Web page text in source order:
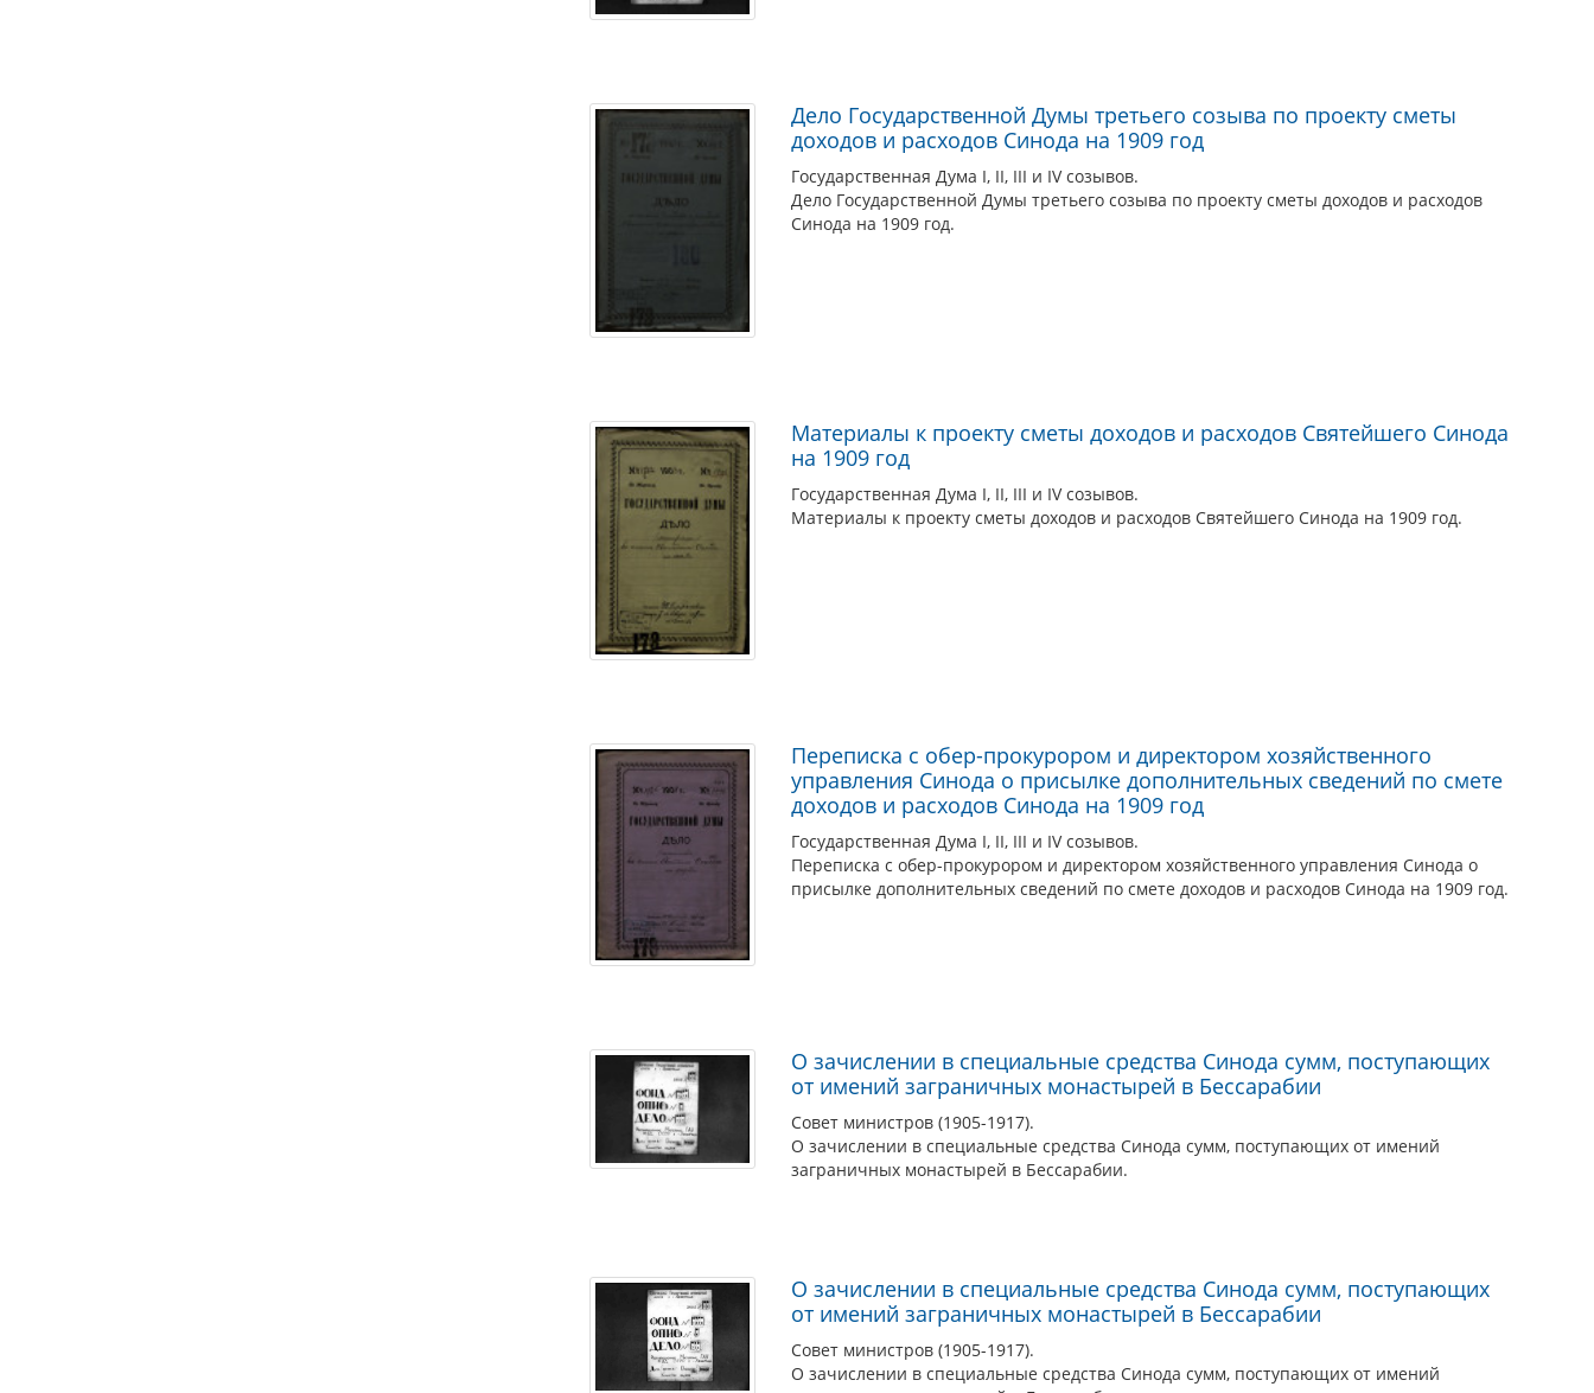
Дело Государственной Думы третьего созыва по проекту сметы
доходов и расходов Синода на 1909 год
Государственная Дума I, II, III и IV созывов.
Дело Государственной Думы третьего созыва по проекту сметы доходов и расходов
Синода на 1909 год.
Материалы к проекту сметы доходов и расходов Святейшего Синода
на 1909 год
Государственная Дума I, II, III и IV созывов.
Материалы к проекту сметы доходов и расходов Святейшего Синода на 1909 год.
Переписка с обер-прокурором и директором хозяйственного
управления Синода о присылке дополнительных сведений по смете
доходов и расходов Синода на 1909 год
Государственная Дума I, II, III и IV созывов.
Переписка с обер-прокурором и директором хозяйственного управления Синода о
присылке дополнительных сведений по смете доходов и расходов Синода на 1909 год.
О зачислении в специальные средства Синода сумм, поступающих
от имений заграничных монастырей в Бессарабии
Совет министров (1905-1917).
О зачислении в специальные средства Синода сумм, поступающих от имений
заграничных монастырей в Бессарабии.
О зачислении в специальные средства Синода сумм, поступающих
от имений заграничных монастырей в Бессарабии
Совет министров (1905-1917).
О зачислении в специальные средства Синода сумм, поступающих от имений